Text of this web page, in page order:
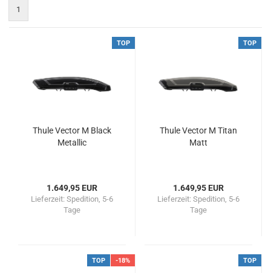
1
TOP
Thule Vector M Black
Metallic
1.649,95 EUR
Lieferzeit: Spedition, 5-6
Tage
TOP
Thule Vector M Titan
Matt
1.649,95 EUR
Lieferzeit: Spedition, 5-6
Tage
TOP -18% TOP